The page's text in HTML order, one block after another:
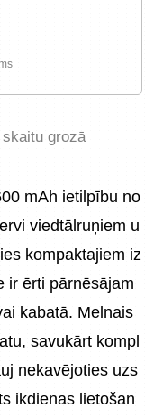
grozā
mAh ietilpību no
viedtālruņiem u
kompaktajiem iz
ir ērti pārnēsājam
kabatā. Melnais
savukārt kompl
nekavējoties uzs
ikdienas lietošan